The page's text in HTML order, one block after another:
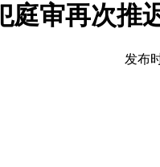
庭审再次推
发布